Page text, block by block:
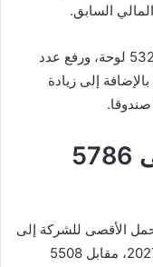
كما تستهدف زيادة عدد لوحات التوزيع إلى 532 لوحة، ورفع عدد
إلى 21766 محولا، بالإضافة إلى زيادة
ارتفاع الحمل الأقصى إلى 5786
الأقصى للشركة إلى
5786 ميجاوات خلال العام المالي 2026 و2027، مقابل 5508